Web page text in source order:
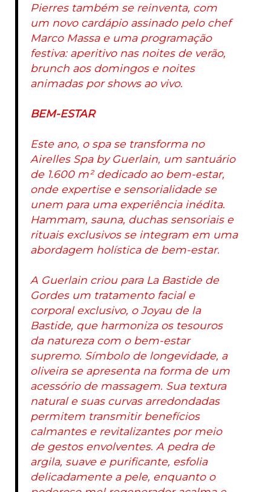
Pierres também se reinventa, com
um novo cardápio assinado pelo chef
Marco Massa e uma programação
festiva: aperitivo nas noites de verão,
brunch aos domingos e noites
animadas por shows ao vivo.
BEM-ESTAR
Este ano, o spa se transforma no
Airelles Spa by Guerlain, um santuário
de 1.600 m² dedicado ao bem-estar,
onde expertise e sensorialidade se
unem para uma experiência inédita.
Hammam, sauna, duchas sensoriais e
rituais exclusivos se integram em uma
abordagem holística de bem-estar.
A Guerlain criou para La Bastide de
Gordes um tratamento facial e
corporal exclusivo, oJoyau de la
Bastide, que harmoniza os tesouros
da natureza com o bem-estar
supremo. Símbolo de longevidade, a
oliveira se apresenta na forma de um
acessório de massagem. Sua textura
natural e suas curvas arredondadas
permitem transmitir benefícios
calmantes e revitalizantes por meio
de gestos envolventes. A pedra de
argila, suave e purificante, esfolia
delicadamente a pele, enquanto o